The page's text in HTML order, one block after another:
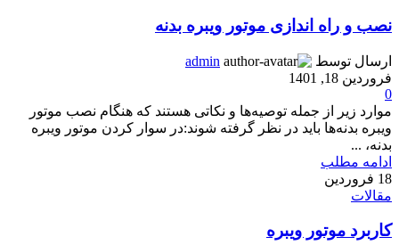
نصب و راه اندازی موتور ویبره‌ بدنه
ارسال توسط
admin
فروردین 18, 1401
0
موارد زیر از جمله توصیه‌ها و نکاتی هستند که هنگام نصب موتور
ویبره بدنه‌ها باید در نظر گرفته شوند:در سوار کردن موتور ویبره‌
بدنه، ...
ادامه مطلب
18 فروردین
مقالات
کاربرد موتور ویبره